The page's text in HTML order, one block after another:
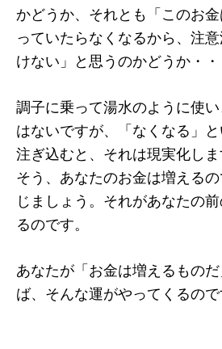
かどうか、それとも「このお
っていたらなくなるから、注
けない」と思うのかどうか・・
調子に乗って湯水のように使
はないですが、「なくなる」
注ぎ込むと、それは現実化しま
そう、あなたのお金は増える
じましょう。それがあなたの
るのです。
あなたが「お金は増えるもの
ば、そんな運がやってくるので